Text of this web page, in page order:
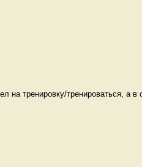
на тренировку/тренироваться, а в